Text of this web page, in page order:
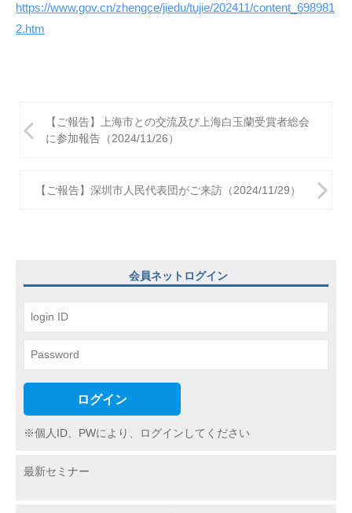
https://www.gov.cn/zhengce/jiedu/tujie/202411/content_698981
2.htm
稿
ン
【ご報告】上海市との交流及び上海白玉蘭受賞者総会
に参加報告（2024/11/26）
【ご報告】深圳市人民代表団がご来訪（2024/11/29）
会員ネットログイン
ログイン
※個人ID、PWにより、ログインしてください
最新セミナー